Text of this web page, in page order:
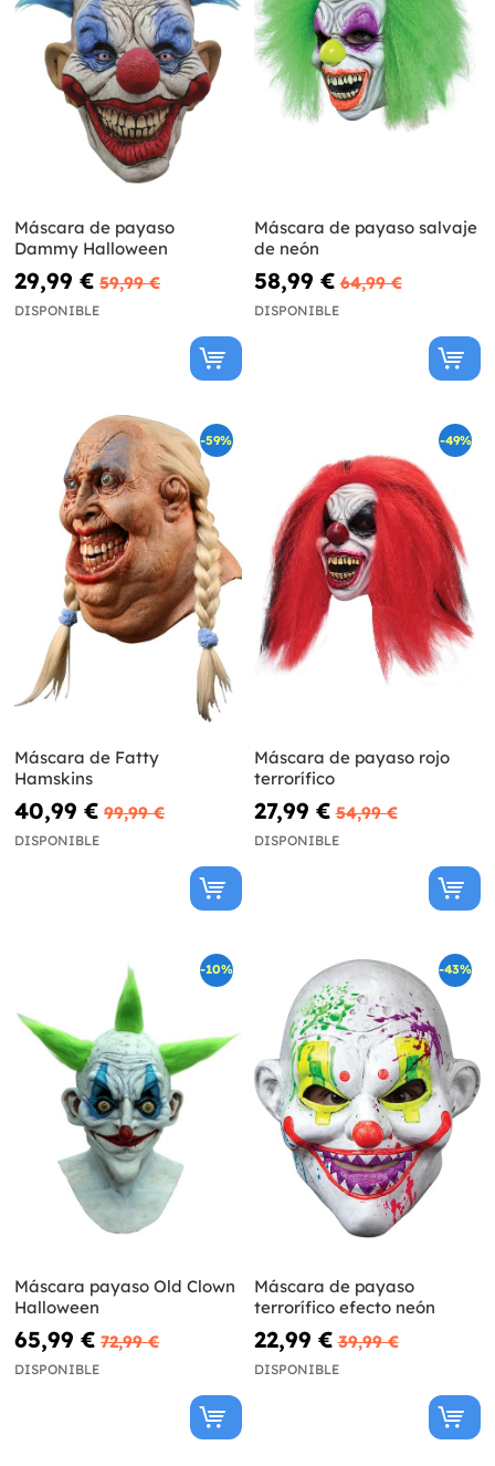
Máscara de payaso
Dammy Halloween
29,99 € 59,99 €
DISPONIBLE
Máscara de payaso salvaje
de neón
58,99 € 64,99 €
DISPONIBLE
-59%
Máscara de Fatty
Hamskins
40,99 € 99,99 €
DISPONIBLE
-49%
Máscara de payaso rojo
terrorífico
27,99 € 54,99 €
DISPONIBLE
-10%
Máscara payaso Old Clown
Halloween
65,99 € 72,99 €
DISPONIBLE
-43%
Máscara de payaso
terrorífico efecto neón
22,99 € 39,99 €
DISPONIBLE